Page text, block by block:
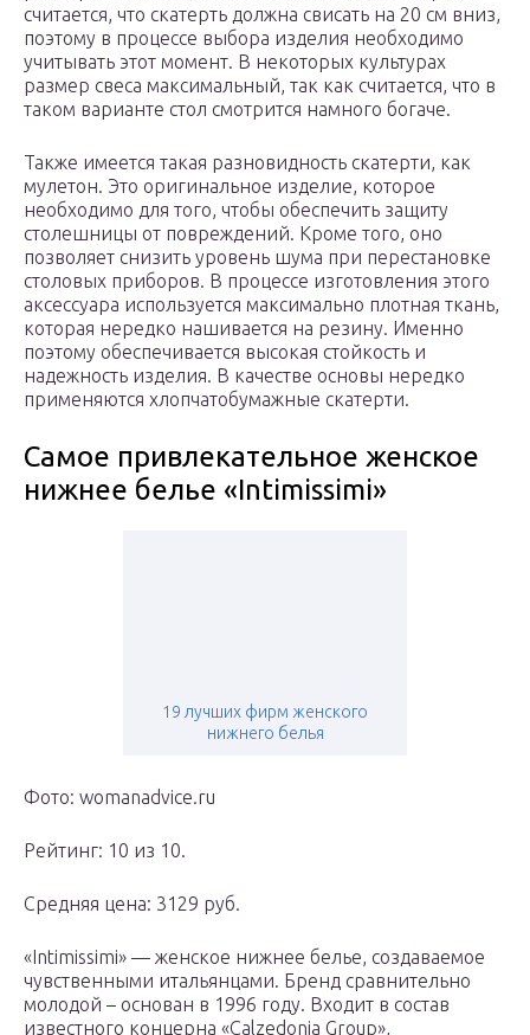
считается, что скатерть должна свисать на 20 см вниз,
поэтому в процессе выбора изделия необходимо
учитывать этот момент. В некоторых культурах
размер свеса максимальный, так как считается, что в
таком варианте стол смотрится намного богаче.
Также имеется такая разновидность скатерти, как
мулетон. Это оригинальное изделие, которое
необходимо для того, чтобы обеспечить защиту
столешницы от повреждений. Кроме того, оно
позволяет снизить уровень шума при перестановке
столовых приборов. В процессе изготовления этого
аксессуара используется максимально плотная ткань,
которая нередко нашивается на резину. Именно
поэтому обеспечивается высокая стойкость и
надежность изделия. В качестве основы нередко
применяются хлопчатобумажные скатерти.
Самое привлекательное женское
нижнее белье «Intimissimi»
19 лучших фирм женского
нижнего белья
Фото: womanadvice.ru
Рейтинг: 10 из 10.
Средняя цена: 3129 руб.
«Intimissimi» — женское нижнее белье, создаваемое
чувственными итальянцами. Бренд сравнительно
молодой – основан в 1996 году. Входит в состав
известного концерна «Calzedonia Group»,